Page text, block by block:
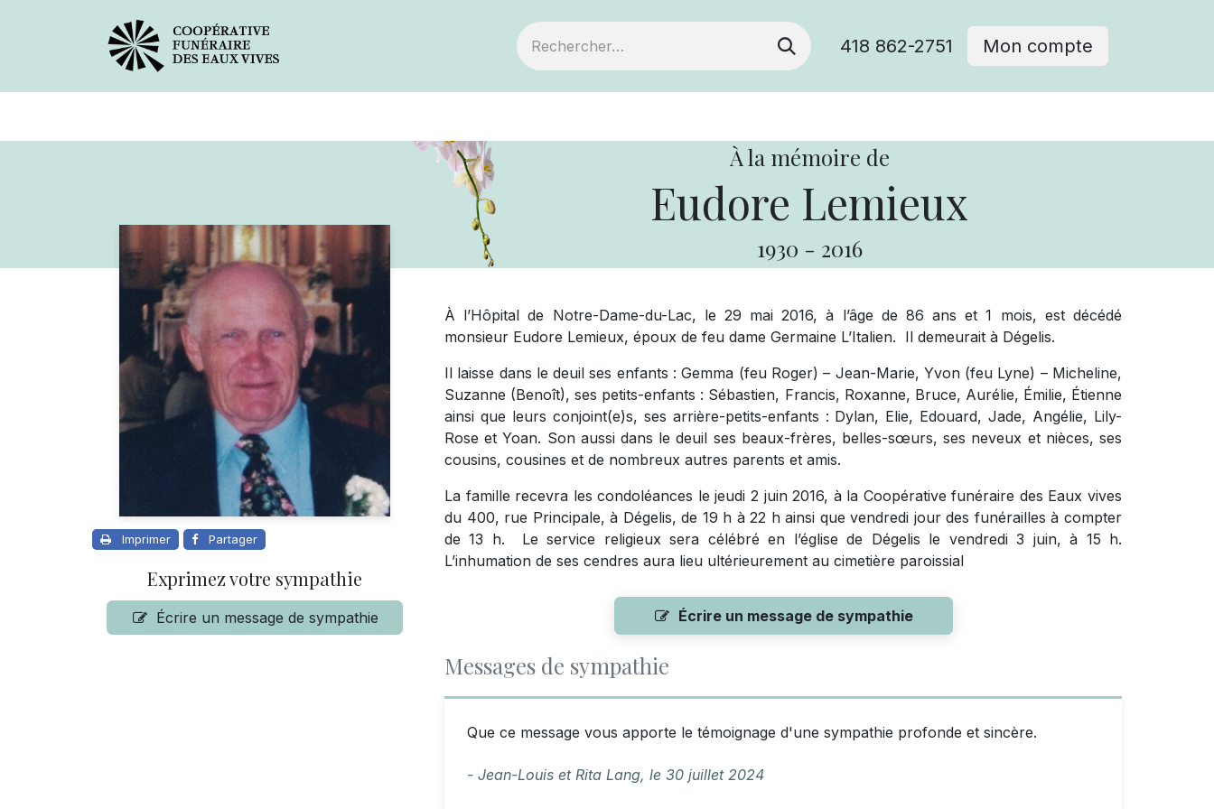
418 862-2751 Mon compte
À la mémoire de
Eudore Lemieux
1930 - 2016
Imprimer Partager
Exprimez votre sympathie
Écrire un message de sympathie
À l’Hôpital de Notre-Dame-du-Lac, le 29 mai 2016, à l’âge de 86 ans et 1 mois, est décédé
monsieur Eudore Lemieux, époux de feu dame Germaine L’Italien. Il demeurait à Dégelis.
Il laisse dans le deuil ses enfants : Gemma (feu Roger) – Jean-Marie, Yvon (feu Lyne) – Micheline,
Suzanne (Benoît), ses petits-enfants : Sébastien, Francis, Roxanne, Bruce, Aurélie, Émilie, Étienne
ainsi que leurs conjoint(e)s, ses arrière-petits-enfants : Dylan, Elie, Edouard, Jade, Angélie, Lily-
Rose et Yoan. Son aussi dans le deuil ses beaux-frères, belles-sœurs, ses neveux et nièces, ses
cousins, cousines et de nombreux autres parents et amis.
La famille recevra les condoléances le jeudi 2 juin 2016, à la Coopérative funéraire des Eaux vives
du 400, rue Principale, à Dégelis, de 19 h à 22 h ainsi que vendredi jour des funérailles à compter
de 13 h. Le service religieux sera célébré en l’église de Dégelis le vendredi 3 juin, à 15 h.
L’inhumation de ses cendres aura lieu ultérieurement au cimetière paroissial
Écrire un message de sympathie
Messages de sympathie
Que ce message vous apporte le témoignage d'une sympathie profonde et sincère.
- Jean-Louis et Rita Lang, le 30 juillet 2024